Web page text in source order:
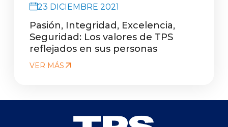
23 DICIEMBRE 2021
Pasión, Integridad, Excelencia,
Seguridad: Los valores de TPS
reflejados en sus personas
VER MÁS